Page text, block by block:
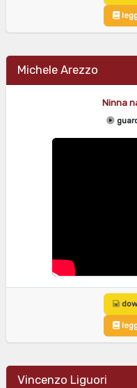
Michele Arezzo
Ninna
Vincenzo Liguori